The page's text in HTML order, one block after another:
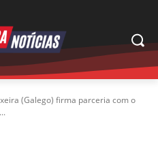
(Galego) firma parceria com o